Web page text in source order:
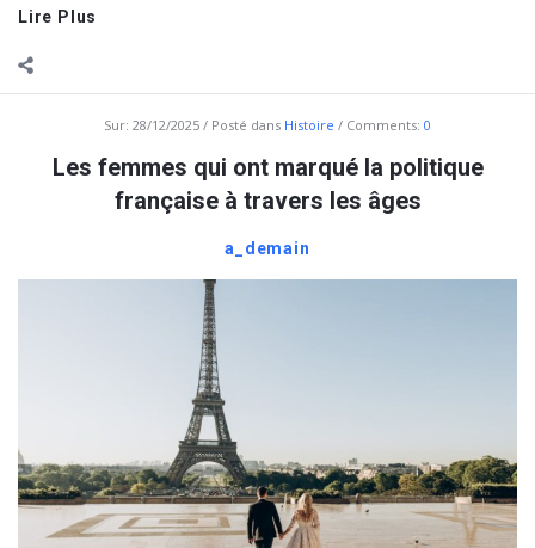
Lire Plus
Sur: 28/12/2025 Posté dans Histoire Comments: 0
Les femmes qui ont marqué la politique
française à travers les âges
a_demain